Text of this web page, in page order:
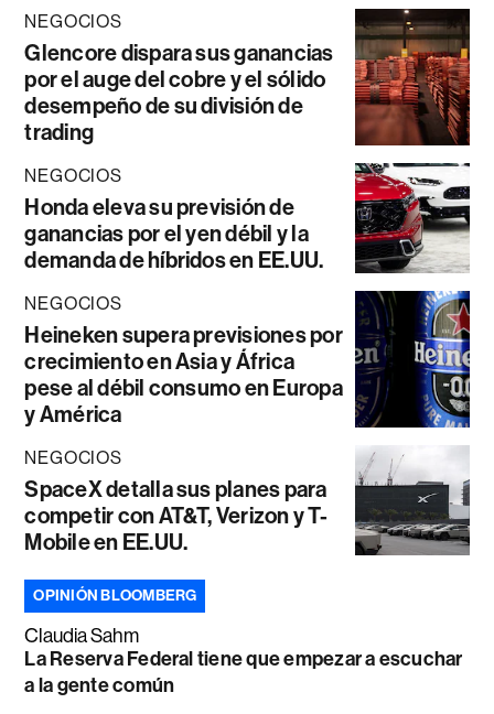
NEGOCIOS
Glencore dispara sus ganancias
por el auge del cobre y el sólido
desempeño de su división de
trading
NEGOCIOS
Honda eleva su previsión de
ganancias por el yen débil y la
demanda de híbridos en EE.UU.
NEGOCIOS
Heineken supera previsiones por
crecimiento en Asia y África
pese al débil consumo en Europa
y América
NEGOCIOS
SpaceX detalla sus planes para
competir con AT&T, Verizon y T-
Mobile en EE.UU.
OPINIÓN BLOOMBERG
Claudia Sahm
La Reserva Federal tiene que empezar a escuchar
a la gente común